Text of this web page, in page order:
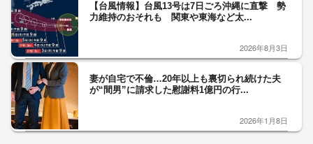
【台風情報】台風13号は7日ごろ沖縄に直撃 勢
力維持のおそれも 関東や東海など太...
2026年8月3日
妻が自宅で不倫…20年以上も裏切られ続けた夫
が“間男”に請求した慰謝料1億円の行...
2026年1月8日